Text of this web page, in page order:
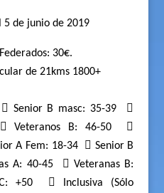
de junio de 2019
30€.
de 21kms 1800+
 Senior B masc: 35-39

 Veteranos B: 46-50

A Fem: 18-34
 Senior B
A: 40-45
 Veteranas B:
+50
 Inclusiva (Sólo